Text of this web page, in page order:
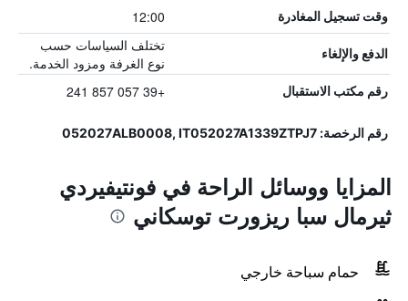
وقت تسجيل المغادرة 12:00
الدفع والإلغاء
تختلف السياسات حسب
نوع الغرفة ومزود الخدمة.
رقم مكتب الاستقبال +39 057 857 241
رقم الرخصة: 052027ALB0008, IT052027A1339ZTPJ7
المزايا ووسائل الراحة في فونتيفيردي
ثيرمال سبا ريزورت توسكاني
حمام سباحة خارجي